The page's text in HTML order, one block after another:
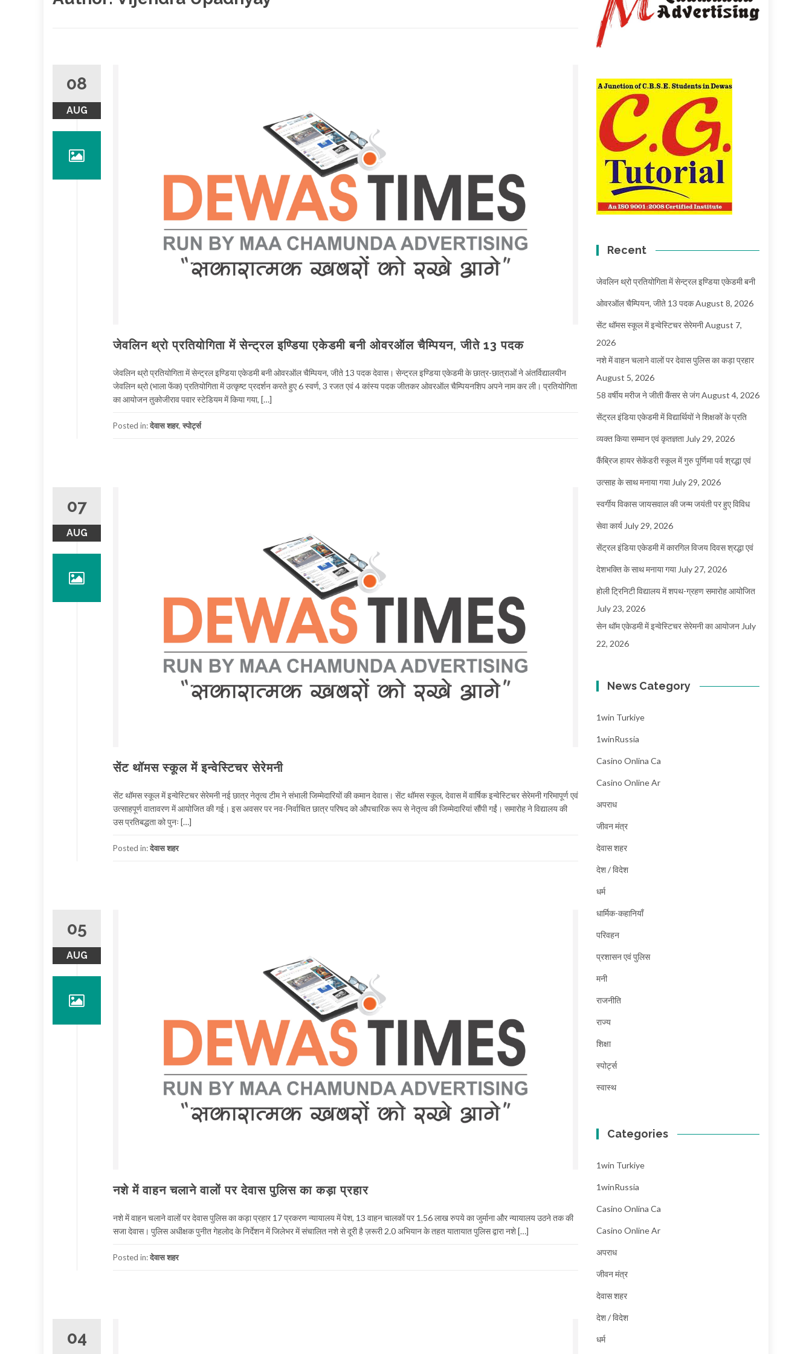
08
AUG
जेवलिन थ्रो प्रतियोगिता में सेन्ट्रल इण्डिया एकेडमी बनी ओवरऑल चैम्पियन, जीते 13 पदक
जेवलिन थ्रो प्रतियोगिता में सेन्ट्रल इण्डिया एकेडमी बनी ओवरऑल चैम्पियन, जीते 13 पदक देवास। सेन्ट्रल इण्डिया एकेडमी के छात्र-छात्राओं ने अंतर्विद्यालयीन
जेवलिन थ्रो (भाला फेंक) प्रतियोगिता में उत्कृष्ट प्रदर्शन करते हुए 6 स्वर्ण, 3 रजत एवं 4 कांस्य पदक जीतकर ओवरऑल चैम्पियनशिप अपने नाम कर ली। प्रतियोगिता
का आयोजन तुकोजीराव पवार स्टेडियम में किया गया, […]
Posted in:देवास शहर, स्पोर्ट्स
07
AUG
सेंट थॉमस स्कूल में इन्वेस्टिचर सेरेमनी
सेंट थॉमस स्कूल में इन्वेस्टिचर सेरेमनी नई छात्र नेतृत्व टीम ने संभाली जिम्मेदारियों की कमान देवास। सेंट थॉमस स्कूल, देवास में वार्षिक इन्वेस्टिचर सेरेमनी गरिमापूर्ण एवं
उत्साहपूर्ण वातावरण में आयोजित की गई। इस अवसर पर नव-निर्वाचित छात्र परिषद को औपचारिक रूप से नेतृत्व की जिम्मेदारियां सौंपी गईं। समारोह ने विद्यालय की
उस प्रतिबद्धता को पुनः […]
Posted in:देवास शहर
05
AUG
नशे में वाहन चलाने वालों पर देवास पुलिस का कड़ा प्रहार
नशे में वाहन चलाने वालों पर देवास पुलिस का कड़ा प्रहार 17 प्रकरण न्यायालय में पेश, 13 वाहन चालकों पर 1.56 लाख रुपये का जुर्माना और न्यायालय उठने तक की
सजा देवास। पुलिस अधीक्षक पुनीत गेहलोद के निर्देशन में जिलेभर में संचालित नशे से दूरी है ज़रूरी 2.0 अभियान के तहत यातायात पुलिस द्वारा नशे […]
Posted in:देवास शहर
04
Recent
जेवलिन थ्रो प्रतियोगिता में सेन्ट्रल इण्डिया एकेडमी बनी
ओवरऑल चैम्पियन, जीते 13 पदकAugust 8, 2026
सेंट थॉमस स्कूल में इन्वेस्टिचर सेरेमनीAugust 7,
2026
नशे में वाहन चलाने वालों पर देवास पुलिस का कड़ा प्रहार
August 5, 2026
58 वर्षीय मरीज ने जीती कैंसर से जंगAugust 4, 2026
सेंट्रल इंडिया एकेडमी में विद्यार्थियों ने शिक्षकों के प्रति
व्यक्त किया सम्मान एवं कृतज्ञता July 29, 2026
कैंब्रिज हायर सेकेंडरी स्कूल में गुरु पूर्णिमा पर्व श्रद्धा एवं
उत्साह के साथ मनाया गया July 29, 2026
स्वर्गीय विकास जायसवाल की जन्म जयंती पर हुए विविध
सेवा कार्य July 29, 2026
सेंट्रल इंडिया एकेडमी में कारगिल विजय दिवस श्रद्धा एवं
देशभक्ति के साथ मनाया गया July 27, 2026
होली ट्रिनिटी विद्यालय में शपथ-ग्रहण समारोह आयोजित
July 23, 2026
सेन थॉम एकेडमी में इन्वेस्टिचर सेरेमनी का आयोजन July
22, 2026
News Category
1win Turkiye
1winRussia
Casino Onlina Ca
Casino Online Ar
अपराध
जीवन मंत्र
देवास शहर
देश / विदेश
धर्म
धार्मिक-कहानियाँ
परिवहन
प्रशासन एवं पुलिस
मनी
राजनीति
राज्य
शिक्षा
स्पोर्ट्स
स्वास्थ
Categories
1win Turkiye
1winRussia
Casino Onlina Ca
Casino Online Ar
अपराध
जीवन मंत्र
देवास शहर
देश / विदेश
धर्म